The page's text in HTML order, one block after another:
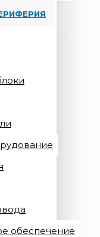
обеспечение